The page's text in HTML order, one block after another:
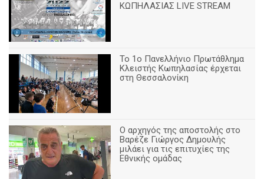
ΚΩΠΗΛΑΣΙΑΣ LIVE STREAM
Το 1ο Πανελλήνιο Πρωτάθλημα
Κλειστής Κωπηλασίας έρχεται
στη Θεσσαλονίκη
Ο αρχηγός της αποστολής στο
Βαρέζε Γιώργος Δημουλής
μιλάει για τις επιτυχίες της
Εθνικής ομάδας